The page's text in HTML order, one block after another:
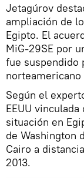
Jetagúrov
ampliación de
Egipto. El
MiG-29SE por
fue suspendido
Según el
EEUU
situación en
de Washington
Cairo a
2013.